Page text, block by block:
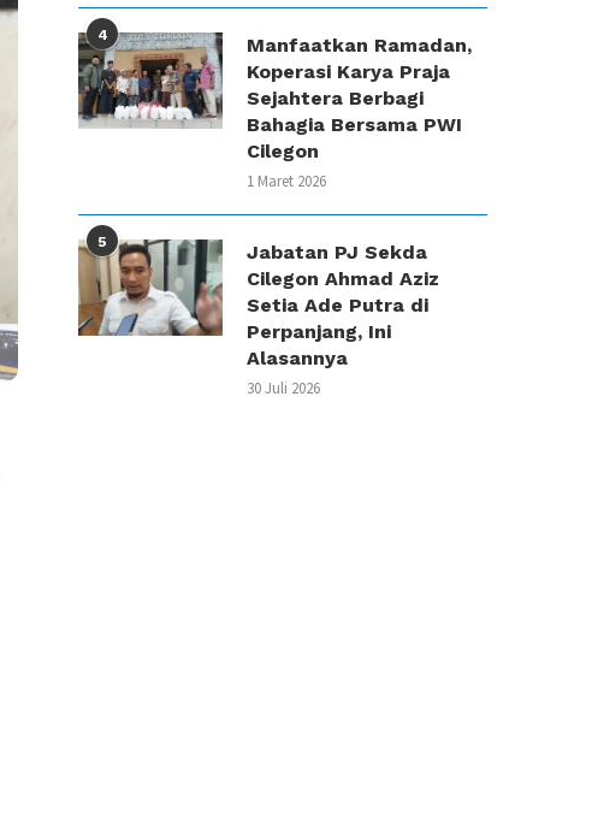
4
Manfaatkan Ramadan,
Koperasi Karya Praja
Sejahtera Berbagi
Bahagia Bersama PWI
Cilegon
1 Maret 2026
5
Jabatan PJ Sekda
Cilegon Ahmad Aziz
Setia Ade Putra di
Perpanjang, Ini
Alasannya
30 Juli 2026